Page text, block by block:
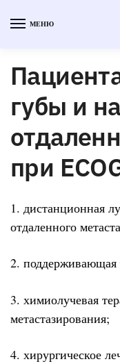
МЕНЮ
губы и
при
1. дистанционная
отдаленного
2. поддерживающая
3. химиолучевая
метастазирования;
4. хирургическое